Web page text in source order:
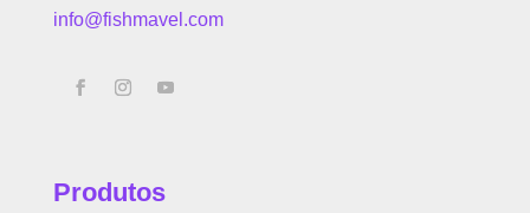
info@fishmavel.com
Produtos